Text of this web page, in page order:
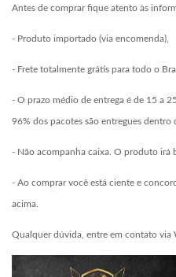
Antes de comprar fique atento às
- Produto importado (via encomenda),
- Frete totalmente grátis para todo o
- O prazo médio de entrega é de 15 a
96% dos pacotes são entregues dentro
- Não acompanha caixa. O produto irá
- Ao comprar você está ciente e
acima.
Qualquer dúvida, entre em contato via